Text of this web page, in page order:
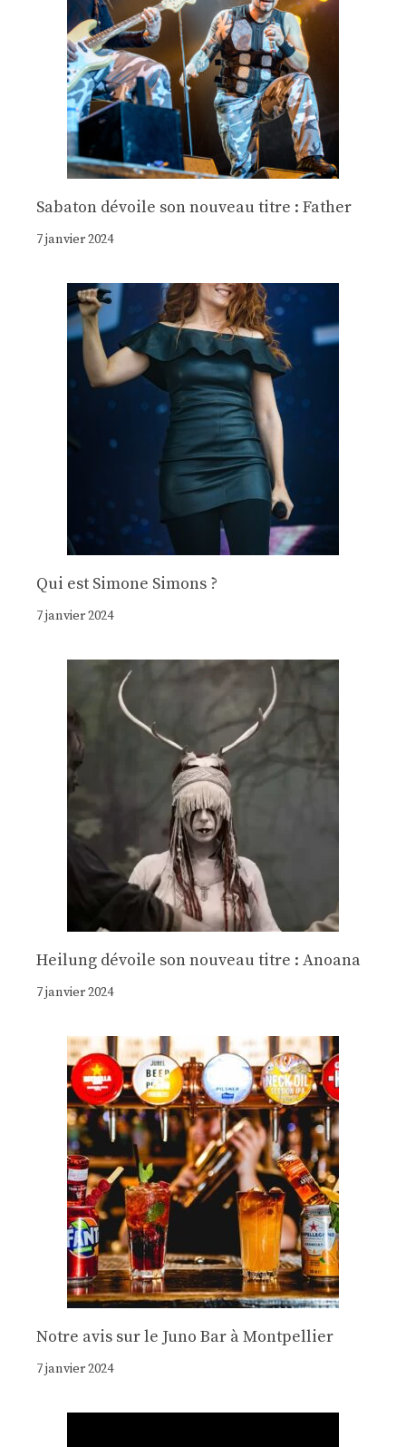
Sabaton dévoile son nouveau titre : Father
7 janvier 2024
Qui est Simone Simons ?
7 janvier 2024
Heilung dévoile son nouveau titre : Anoana
7 janvier 2024
Notre avis sur le Juno Bar à Montpellier
7 janvier 2024